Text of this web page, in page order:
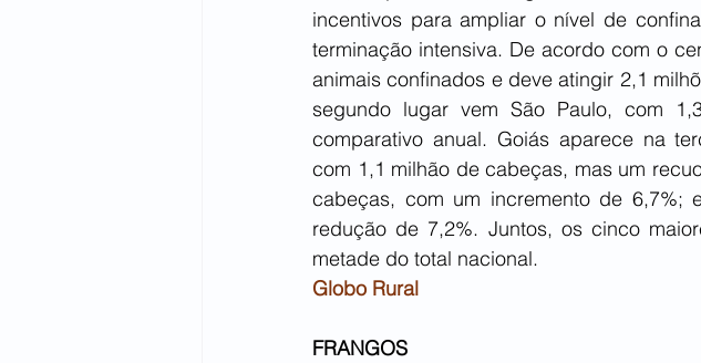
incentivos para ampliar o nível de
terminação intensiva. De acordo com o
animais confinados e deve atingir 2,1
segundo lugar vem São Paulo, com
comparativo anual. Goiás aparece na
com 1,1 milhão de cabeças, mas um
cabeças, com um incremento de 6,7%;
redução de 7,2%. Juntos, os cinco
metade do total nacional.
Globo Rural
FRANGOS